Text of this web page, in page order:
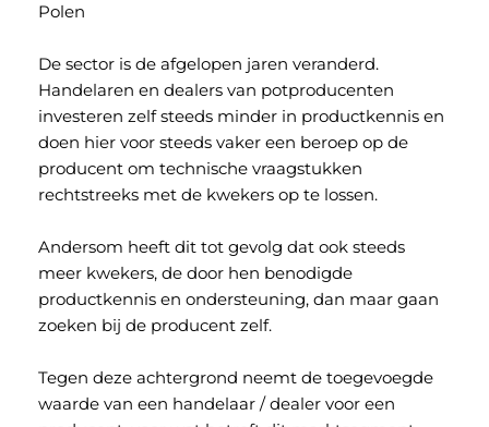
Polen
De sector is de afgelopen jaren veranderd.
Handelaren en dealers van potproducenten
investeren zelf steeds minder in productkennis en
doen hier voor steeds vaker een beroep op de
producent om technische vraagstukken
rechtstreeks met de kwekers op te lossen.
Andersom heeft dit tot gevolg dat ook steeds
meer kwekers, de door hen benodigde
productkennis en ondersteuning, dan maar gaan
zoeken bij de producent zelf.
Tegen deze achtergrond neemt de toegevoegde
waarde van een handelaar / dealer voor een